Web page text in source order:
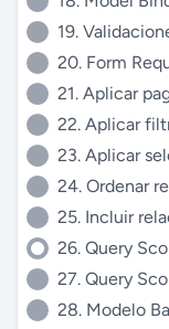
19.
20. Form
21. Aplicar
22. Aplicar
23. Aplicar
24. Ordenar
25. Incluir
26. Query
27. Query
28. Modelo